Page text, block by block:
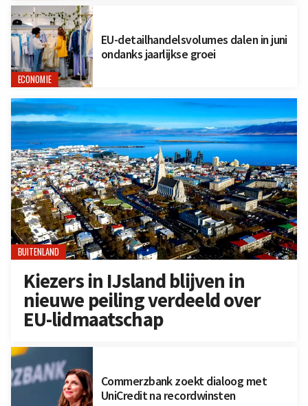
ECONOMIE
EU-detailhandelsvolumes dalen in juni
ondanks jaarlijkse groei
BUITENLAND
Kiezers in IJsland blijven in
nieuwe peiling verdeeld over
EU-lidmaatschap
Commerzbank zoekt dialoog met
UniCredit na recordwinsten